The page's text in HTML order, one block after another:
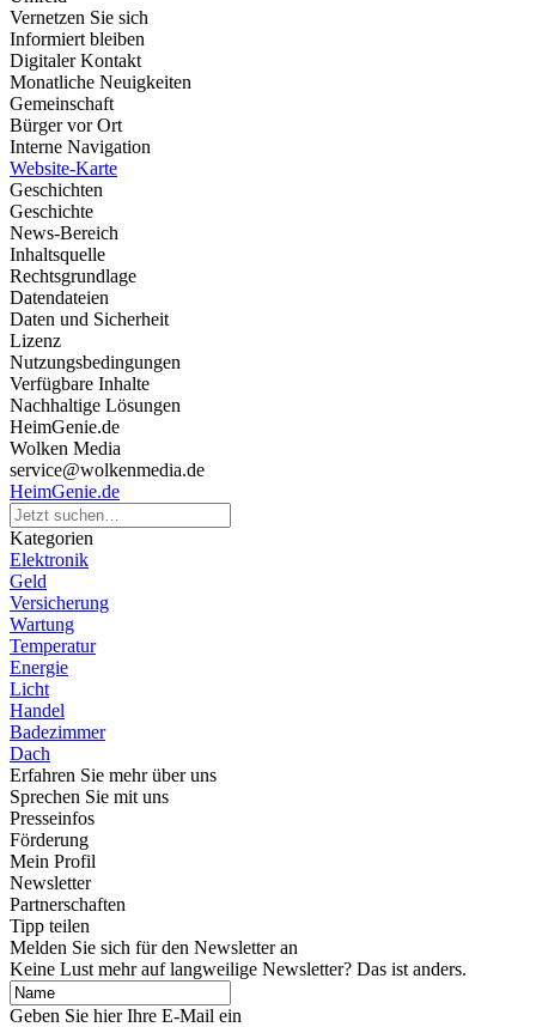
Vernetzen Sie sich
Informiert bleiben
Digitaler Kontakt
Monatliche Neuigkeiten
Gemeinschaft
Bürger vor Ort
Interne Navigation
Website-Karte
Geschichten
Geschichte
News-Bereich
Inhaltsquelle
Rechtsgrundlage
Datendateien
Daten und Sicherheit
Lizenz
Nutzungsbedingungen
Verfügbare Inhalte
Nachhaltige Lösungen
HeimGenie.de
Wolken Media
service@wolkenmedia.de
HeimGenie.de
Kategorien
Elektronik
Geld
Versicherung
Wartung
Temperatur
Energie
Licht
Handel
Badezimmer
Dach
Erfahren Sie mehr über uns
Sprechen Sie mit uns
Presseinfos
Förderung
Mein Profil
Newsletter
Partnerschaften
Tipp teilen
Melden Sie sich für den Newsletter an
Keine Lust mehr auf langweilige Newsletter? Das ist anders.
Geben Sie hier Ihre E-Mail ein